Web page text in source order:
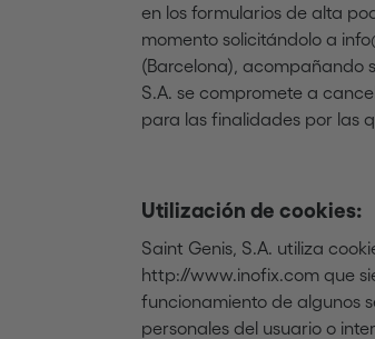
en los formularios de alta
momento solicitándolo a
(Barcelona), acompañando
S.A. se compromete a
para las finalidades por las
Utilización de cookies:
Saint Genis, S.A. utiliza
http://www.inofix.com que
funcionamiento de algunos
personales del usuario o